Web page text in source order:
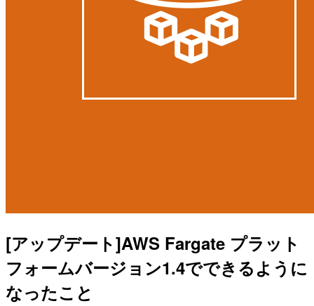
[アップデート]AWS Fargate プラット
フォームバージョン1.4でできるように
なったこと